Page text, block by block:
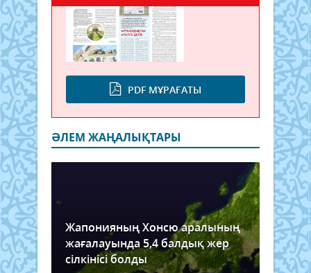
PDF МҰРАҒАТЫ
ӘЛЕМ ЖАҢАЛЫҚТАРЫ
Жапонияның Хонсю аралының
жағалауында 5,4 балдық жер
сілкінісі болды